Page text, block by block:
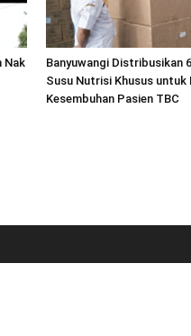
Nak
Banyuwangi Distribusikan
Susu Nutrisi Khusus
Kesembuhan Pasien TBC